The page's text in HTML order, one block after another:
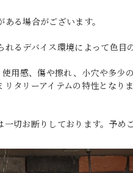
る場合がございます。
るデバイス環境によって色目
用感、傷や擦れ、小穴や多少
タリーアイテムの特性とな
切お断りしております。予め